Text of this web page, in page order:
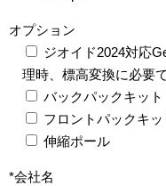
オプション
ジオイド2024対応
理時、標高変換に必要で
バックパックキット
フロントパックキッ
伸縮ポール
*会社名